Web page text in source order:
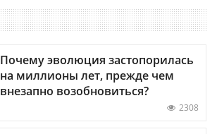
Почему эволюция застопорилась
на миллионы лет, прежде чем
внезапно возобновиться?
2308